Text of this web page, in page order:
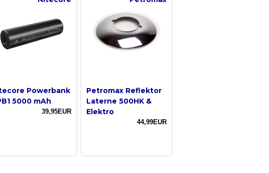
Powerbank
5000 mAh
39,95EUR
Petromax Reflektor
Laterne 500HK &
Elektro
44,99EUR